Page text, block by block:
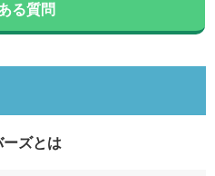
る質問
ズとは